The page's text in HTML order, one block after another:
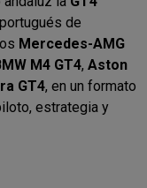
de
Mercedes-AMG
M4 GT4, Aston
GT4, en un formato
estrategia y